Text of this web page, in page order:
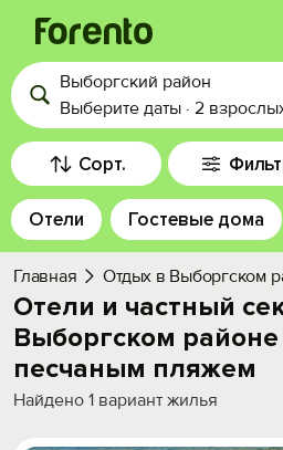
Войти
Избранное
История просмотра
Добавить свой объект
Выборгский район
Выберите даты · 2
Сорт.
Отели Гостевые дома
Главная Отдых в Выборгском
Отели и частный
Выборгском
песчаным пляжем
Найдено 1 вариант жилья